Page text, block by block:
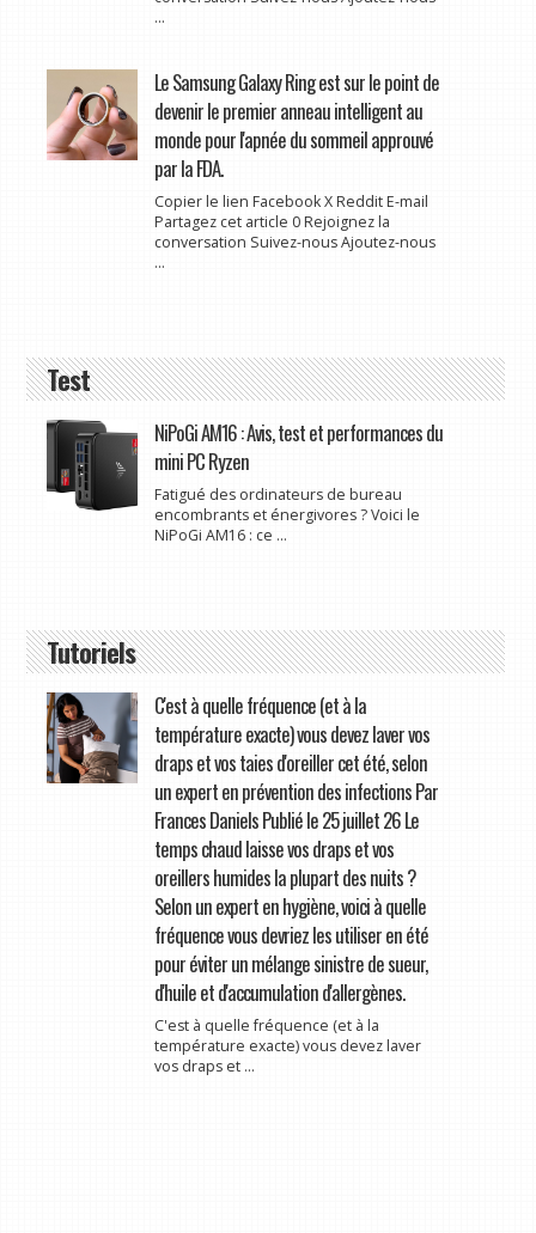
...
Le Samsung Galaxy Ring est sur le point de
devenir le premier anneau intelligent au
monde pour l'apnée du sommeil approuvé
par la FDA.
Copier le lien Facebook X Reddit E-mail
Partagez cet article 0 Rejoignez la
conversation Suivez-nous Ajoutez-nous
...
Test
NiPoGi AM16 : Avis, test et performances du
mini PC Ryzen
Fatigué des ordinateurs de bureau
encombrants et énergivores ? Voici le
NiPoGi AM16 : ce ...
Tutoriels
C'est à quelle fréquence (et à la
température exacte) vous devez laver vos
draps et vos taies d'oreiller cet été, selon
un expert en prévention des infections Par
Frances Daniels Publié le 25 juillet 26 Le
temps chaud laisse vos draps et vos
oreillers humides la plupart des nuits ?
Selon un expert en hygiène, voici à quelle
fréquence vous devriez les utiliser en été
pour éviter un mélange sinistre de sueur,
d'huile et d'accumulation d'allergènes.
C'est à quelle fréquence (et à la
température exacte) vous devez laver
vos draps et ...